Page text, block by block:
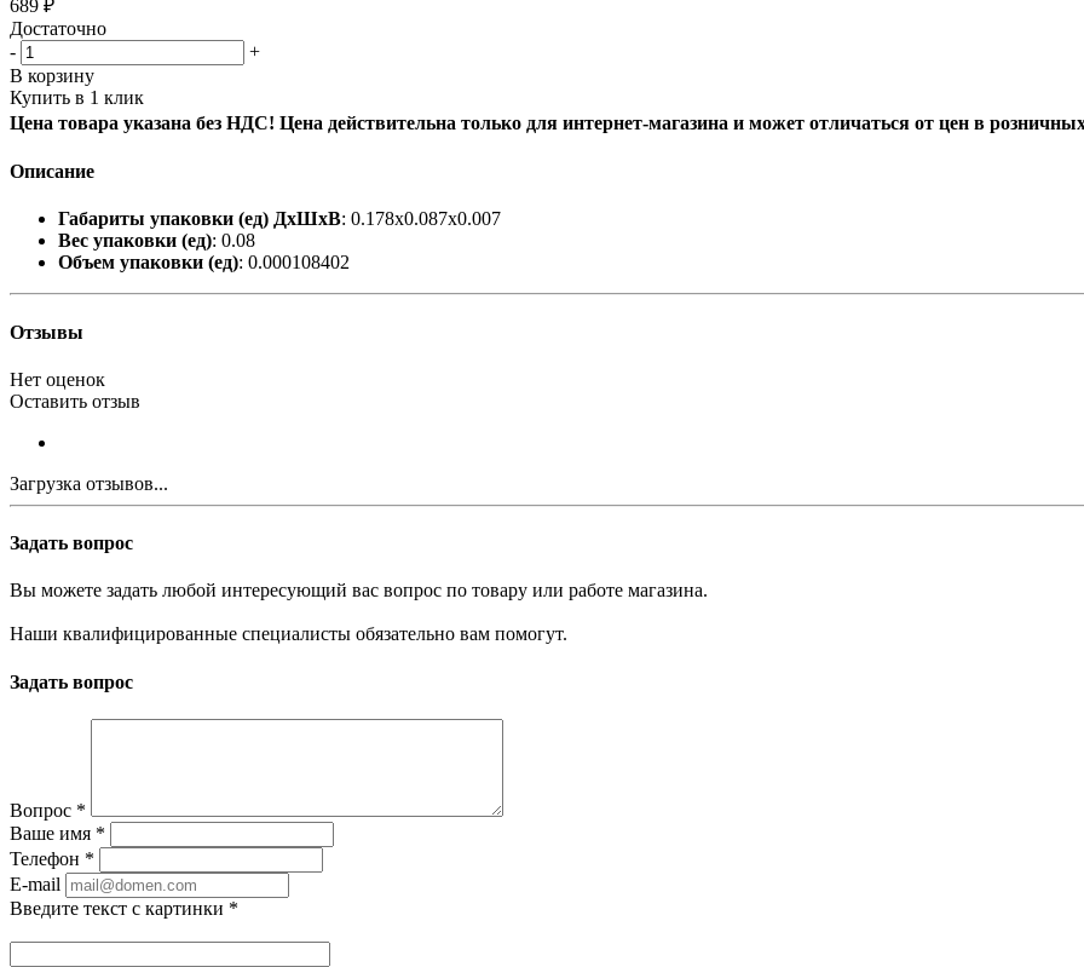
689 ₽
Достаточно
-
+
В корзину
Купить в 1 клик
Цена товара указана без НДС! Цена действительна только для интернет-магазина и может отличаться от цен в
Описание
Габариты упаковки (ед) ДхШхВ: 0.178x0.087x0.007
Вес упаковки (ед): 0.08
Объем упаковки (ед): 0.000108402
Отзывы
Нет оценок
Оставить отзыв
Загрузка отзывов...
Задать вопрос
Вы можете задать любой интересующий вас вопрос по товару или работе магазина.
Наши квалифицированные специалисты обязательно вам помогут.
Задать вопрос
Вопрос *
Ваше имя *
Телефон *
E-mail
Введите текст с картинки *